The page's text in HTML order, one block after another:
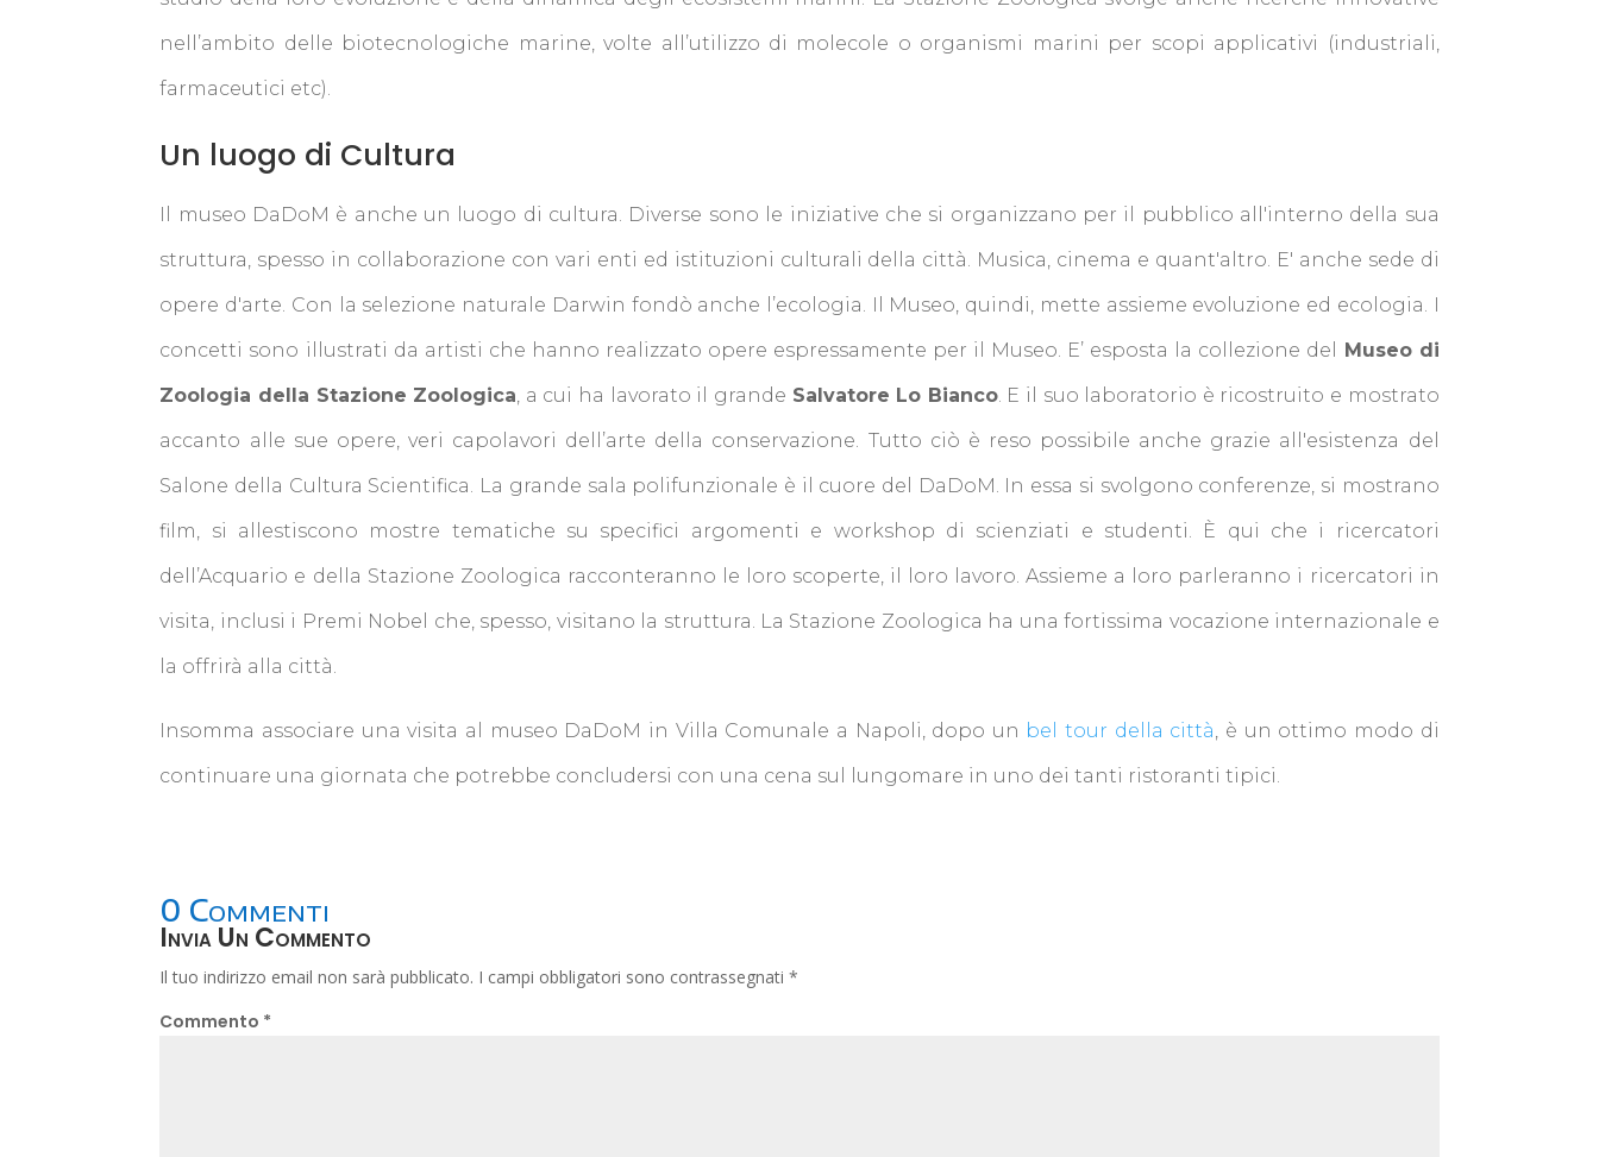
nell’ambito delle biotecnologiche marine, volte all’utilizzo di molecole o organismi marini per scopi applicativi (industriali,
farmaceutici etc).
Un luogo di Cultura
Il museo DaDoM è anche un luogo di cultura. Diverse sono le iniziative che si organizzano per il pubblico all'interno della sua
struttura, spesso in collaborazione con vari enti ed istituzioni culturali della città. Musica, cinema e quant'altro. E' anche sede di
opere d'arte. Con la selezione naturale Darwin fondò anche l’ecologia. Il Museo, quindi, mette assieme evoluzione ed ecologia. I
concetti sono illustrati da artisti che hanno realizzato opere espressamente per il Museo. E’ esposta la collezione del Museo di
Zoologia della Stazione Zoologica , a cui ha lavorato il grande Salvatore Lo Bianco. E il suo laboratorio è ricostruito e mostrato
accanto alle sue opere, veri capolavori dell’arte della conservazione. Tutto ciò è reso possibile anche grazie all'esistenza del
Salone della Cultura Scientifica. La grande sala polifunzionale è il cuore del DaDoM. In essa si svolgono conferenze, si mostrano
film, si allestiscono mostre tematiche su specifici argomenti e workshop di scienziati e studenti. È qui che i ricercatori
dell’Acquario e della Stazione Zoologica racconteranno le loro scoperte, il loro lavoro. Assieme a loro parleranno i ricercatori in
visita, inclusi i Premi Nobel che, spesso, visitano la struttura. La Stazione Zoologica ha una fortissima vocazione internazionale e
la offrirà alla città.
Insomma associare una visita al museo DaDoM in Villa Comunale a Napoli, dopo un bel tour della città
, è un ottimo modo di
continuare una giornata che potrebbe concludersi con una cena sul lungomare in uno dei tanti ristoranti tipici.
0 Commenti
Invia Un Commento
Il tuo indirizzo email non sarà pubblicato. I campi obbligatori sono contrassegnati*
Commento *